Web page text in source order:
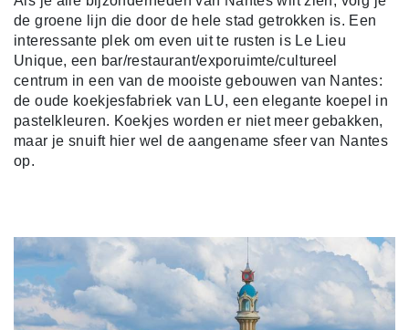
de groene lijn die door de hele stad getrokken is. Een
interessante plek om even uit te rusten is Le Lieu
Unique, een bar/restaurant/exporuimte/cultureel
centrum in een van de mooiste gebouwen van Nantes:
de oude koekjesfabriek van LU, een elegante koepel in
pastelkleuren. Koekjes worden er niet meer gebakken,
maar je snuift hier wel de aangename sfeer van Nantes
op.